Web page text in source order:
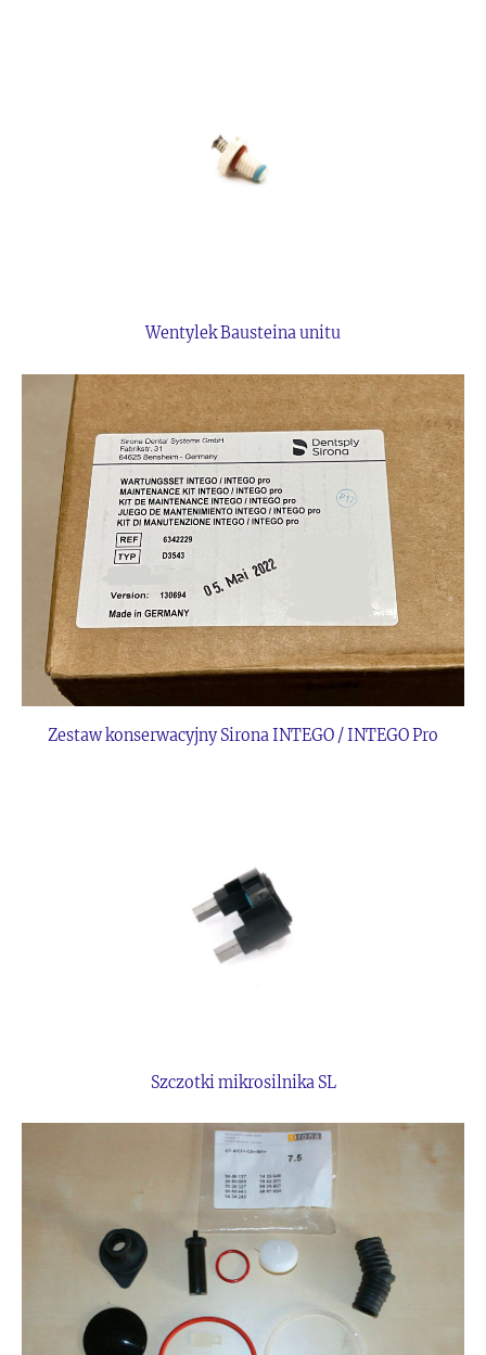
Wentylek Bausteina unitu
Zestaw konserwacyjny Sirona INTEGO / INTEGO Pro
Szczotki mikrosilnika SL